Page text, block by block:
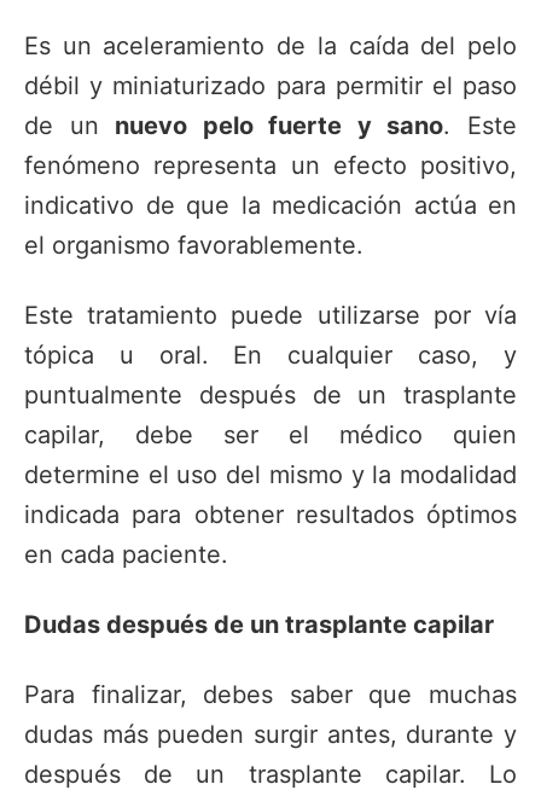
Es un aceleramiento de la caída del pelo
débil y miniaturizado para permitir el paso
de un nuevo pelo fuerte y sano. Este
fenómeno representa un efecto positivo,
indicativo de que la medicación actúa en
el organismo favorablemente.
Este tratamiento puede utilizarse por vía
tópica u oral. En cualquier caso, y
puntualmente después de un trasplante
capilar, debe ser el médico quien
determine el uso del mismo y la modalidad
indicada para obtener resultados óptimos
en cada paciente.
Dudas después de un trasplante capilar
Para finalizar, debes saber que muchas
dudas más pueden surgir antes, durante y
después de un trasplante capilar. Lo